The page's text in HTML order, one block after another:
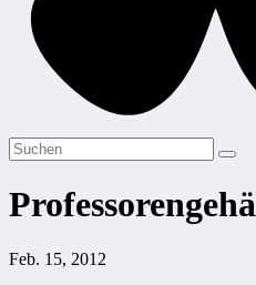
Feb. 15, 2012